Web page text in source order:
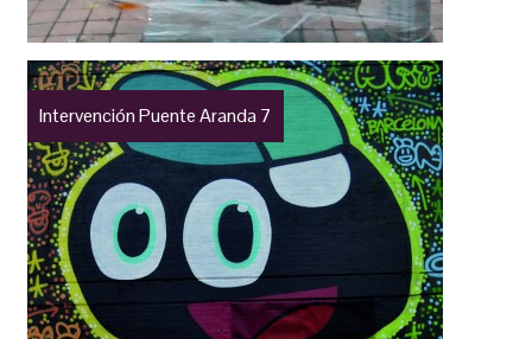
Intervención Puente Aranda 7